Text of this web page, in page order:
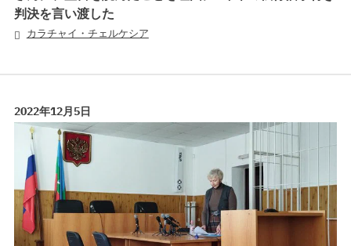
判決を言い渡した
カラチャイ・チェルケシア
2022年12月5日